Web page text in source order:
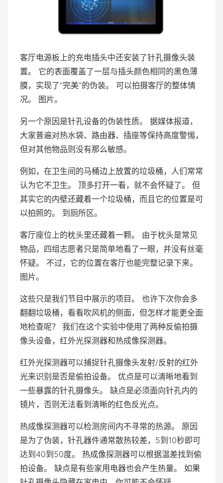
客厅电源板上的充电插头中还安装了针孔摄像头装
置。 它的表面覆盖了一层与插头颜色相同的黑色薄
膜，实现了“完美”的伪装。 可以拍摄客厅的整体情
况。 图片。
另一个原因是针孔设备的伪装性质。 据媒体报道，
大家普遍对热水袋、路由器、插座等保持高度警惕，
但对其他物品则没有那么敏感。
例如，在卫生间的马桶边上放置的垃圾桶，人们常常
认为它不卫生。 顶多打开一看，就不会怀疑了。 但
其实它的内壁还藏着一个垃圾桶，而且它的位置是可
以拍照的。 到厕所区。
客厅座位上的枕头里还藏着一颗。 由于枕头是常见
物品，四组志愿者只是简单地看了一眼，并没有丝毫
怀疑。 不过，它的位置在客厅也能完整记录下来。
图片。
这些只是我们节目中展示的项目。 也许下次你会多
翻翻垃圾桶，看看吹风机的侧面，但怎样才能更全面
地检查呢？ 我们在这个实验中使用了两种反偷拍摄
像头设备，红外光探测器和热成像探测器。
红外光探测器可以捕捉针孔摄像头发射/反射的红外
光来识别是否是偷拍设备。 优点是可以清晰地看到
一些暴露的针孔摄像头。 缺点是必须面向针孔内的
镜片，否则无法看到清晰的红色反光点。
热成像探测器可以检测房间内不寻常的热源。 原因
是为了伪装，针孔器件通常散热较差，5到10秒即可
达到40到50度。 热成像探测器可以根据温差找到偷
拍设备。 缺点是有些家用电器也会产生热量。 如果